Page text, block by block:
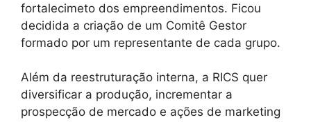
fortalecimeto dos empreendimentos. Ficou
decidida a criação de um Comitê Gestor
formado por um representante de cada grupo.
Além da reestruturação interna, a RICS quer
diversificar a produção, incrementar a
prospecção de mercado e ações de marketing